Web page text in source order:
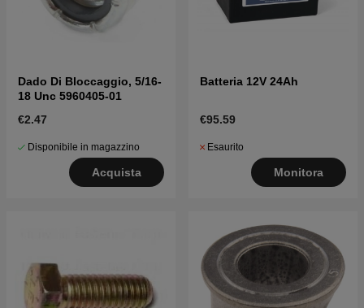
Dado Di Bloccaggio, 5/16-
18 Unc 5960405-01
€2.47
Disponibile in magazzino
Acquista
Batteria 12V 24Ah
€95.59
Esaurito
Monitora